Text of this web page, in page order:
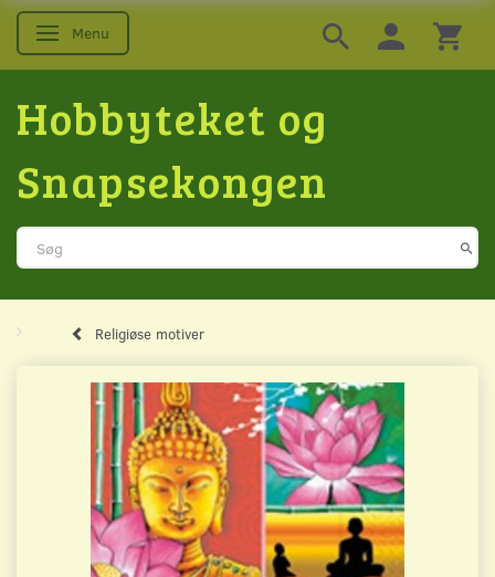
Skifte navigation
Menu
Hobbyteket og
Snapsekongen
Religiøse motiver